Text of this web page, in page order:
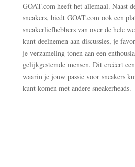
GOAT.com heeft het allemaal. Naast
sneakers, biedt GOAT.com ook een
sneakerliefhebbers van over de hele
kunt deelnemen aan discussies, je
je verzameling tonen aan een
gelijkgestemde mensen. Dit creëert
waarin je jouw passie voor sneakers
kunt komen met andere sneakerheads.